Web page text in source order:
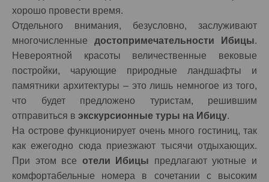
хорошо провести время.
Отдельного внимания, безусловно, заслуживают
многочисленные достопримечательности Ибицы.
Невероятной красоты величественные вековые
постройки, чарующие природные ландшафты и
памятники архитектуры – это лишь немногое из того,
что будет предложено туристам, решившим
отправиться в экскурсионные туры на Ибицу.
На острове функционирует очень много гостиниц, так
как ежегодно сюда приезжают тысячи отдыхающих.
При этом все отели Ибицы предлагают уютные и
комфортабельные номера в сочетании с высоким